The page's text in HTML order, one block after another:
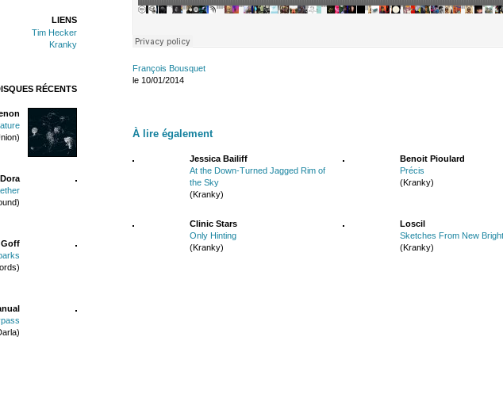
LIENS
Tim Hecker
Kranky
RÉCENTS
François Bousquet
le 10/01/2014
À lire également
Jessica Bailiff
At the Down-Turned Jagged Rim of
the Sky
(Kranky)
Benoit Pioulard
Précis
(Kranky)
Clinic Stars
Only Hinting
(Kranky)
Loscil
Sketches From New
(Kranky)